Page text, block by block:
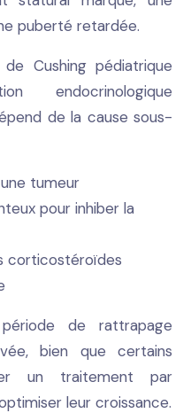
puberté retardée.
Cushing pédiatrique
endocrinologique
de la cause sous-
tumeur
pour inhiber la
corticostéroïdes
de rattrapage
bien que certains
un traitement par
leur croissance.